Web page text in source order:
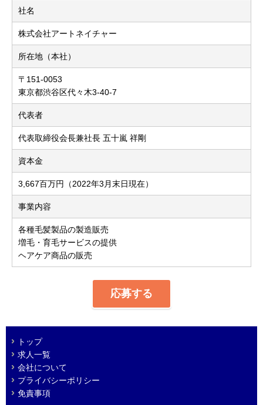
社名
株式会社アートネイチャー
所在地（本社）
〒151-0053
東京都渋谷区代々木3-40-7
代表者
代表取締役会長兼社長 五十嵐 祥剛
資本金
3,667百万円（2022年3月末日現在）
事業内容
各種毛髪製品の製造販売
増毛・育毛サービスの提供
ヘアケア商品の販売
応募する
トップ
求人一覧
会社について
プライバシーポリシー
免責事項